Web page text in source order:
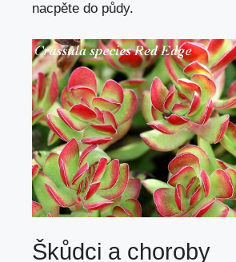
nacpěte do půdy.
Škůdci a choroby